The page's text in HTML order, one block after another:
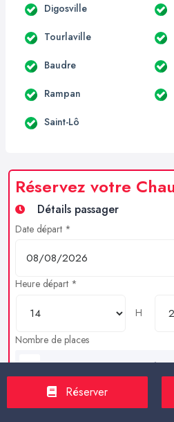
Digosville
Tourlaville
Baudre
Rampan
Saint-Lô
Réservez votre
Détails passager
Date départ *
Heure départ *
H
Nombre de places
Bagages en soutes
Réserver